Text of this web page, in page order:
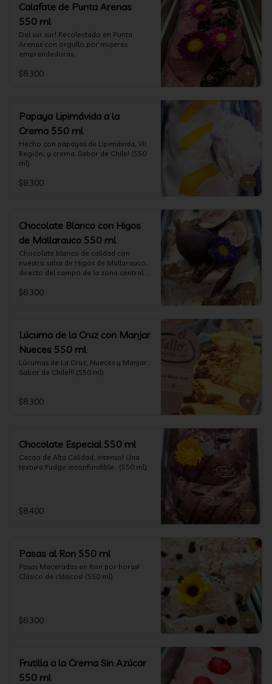
Calafate de Punta Arenas
550 ml
Del sur sur! Recolectado en Punta
Arenas con orgullo por mujeres
emprendedoras.
$8.300
Papaya Lipimávida a la
Crema 550 ml
Hecho con papayas de Lipimávida, VII
Región, y crema. Sabor de Chile! (550
ml)
$8.300
Chocolate Blanco con Higos
de Mallarauco 550 ml
Chocolate blanco de calidad con
nuestra salsa de Higos de Mallarauco,
directo del campo de la zona central.
$8.300
Lúcuma de la Cruz con Manjar
Nueces 550 ml
Lúcumas de La Cruz, Nueces y Manjar.
Sabor de Chile!!! (550 ml)
$8.300
Chocolate Especial 550 ml
Cacao de Alta Calidad, intenso! Una
textura Fudge inconfundible.  (550 ml)
$8.400
Pasas al Ron 550 ml
Pasas Maceradas en Ron por horas!
Clásico de clásicos! (550 ml)
$8.300
Frutilla a la Crema Sin Azúcar
550 ml